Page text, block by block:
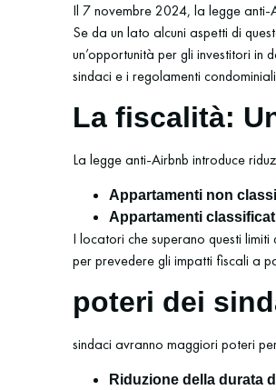
Il 7 novembre 2024, la legge
Se da un lato alcuni aspetti di
un’opportunità per gli investitori
sindaci e i regolamenti
La fiscalità:
La legge anti-Airbnb introduce
Appartamenti non
Appartamenti
I locatori che superano questi
per prevedere gli impatti fiscali a
poteri dei
sindaci avranno maggiori poteri
Riduzione della durata